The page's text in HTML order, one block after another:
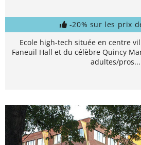
-20% sur les prix
Ecole high-tech située en centre
Faneuil Hall et du célèbre Quincy
adultes/pros...